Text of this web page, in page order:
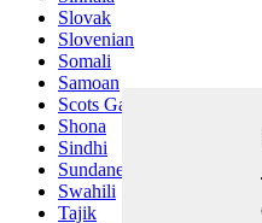
Slovak
Slovenian
Somali
Samoan
Scots Gaelic
Shona
Sindhi
Sundanese
Swahili
Tajik